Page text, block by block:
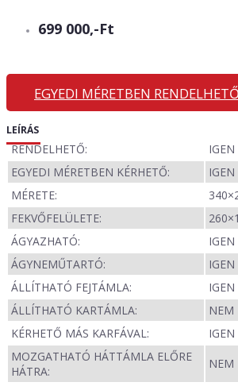
699 000,-Ft
EGYEDI MÉRETBEN RENDELHETŐ
LEÍRÁS
RENDELHETŐ:
IGEN
EGYEDI MÉRETBEN KÉRHETŐ:
IGEN
MÉRETE:
FEKVŐFELÜLETE:
ÁGYAZHATÓ:
IGEN
ÁGYNEMŰTARTÓ:
IGEN
ÁLLÍTHATÓ FEJTÁMLA:
IGEN
ÁLLÍTHATÓ KARTÁMLA:
NEM
KÉRHETŐ MÁS KARFÁVAL:
IGEN
MOZGATHATÓ HÁTTÁMLA ELŐRE
HÁTRA:
NEM